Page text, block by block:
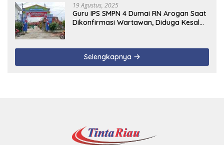
19 Agustus, 2025
Guru IPS SMPN 4 Dumai RN Arogan Saat
Dikonfirmasi Wartawan, Diduga Kesal
Selengkapnya